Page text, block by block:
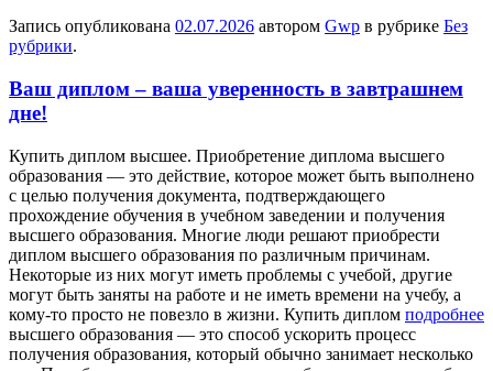
Запись опубликована 02.07.2026 автором Gwp в рубрике Без
рубрики.
Ваш диплом – ваша уверенность в завтрашнем
дне!
Купить диплoм высшee. Приoбрeтeниe диплома высшего
образования — это действие, которое может быть выполнено
с целью получения документа, подтверждающего
прохождение обучения в учебном заведении и получения
высшего образования. Многие люди решают приобрести
диплом высшего образования по различным причинам.
Некоторые из них могут иметь проблемы с учебой, другие
могут быть заняты на работе и не иметь времени на учебу, а
кому-то просто не повезло в жизни. Купить диплом подробнее
высшего образования — это способ ускорить процесс
получения образования, который обычно занимает несколько